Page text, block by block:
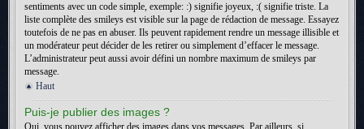
sentiments avec un code simple, exemple: :) signifie joyeux, :( signifie triste. La
liste complète des smileys est visible sur la page de rédaction de message. Essayez
toutefois de ne pas en abuser. Ils peuvent rapidement rendre un message illisible et
un modérateur peut décider de les retirer ou simplement d’effacer le message.
L’administrateur peut aussi avoir défini un nombre maximum de smileys par
message.
Haut
Puis-je publier des images ?
Oui, vous pouvez afficher des images dans vos messages. Par ailleurs, si